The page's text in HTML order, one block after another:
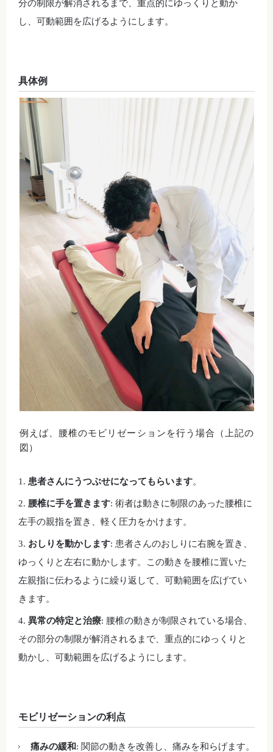
分の制限が解消されるまで、重点的にゆっくりと動か
し、可動範囲を広げるようにします。
具体例
例えば、腰椎のモビリゼーションを行う場合（上記の
図）
患者さんにうつぶせになってもらいます。
腰椎に手を置きます: 術者は動きに制限のあった腰椎に
左手の親指を置き、軽く圧力をかけます。
おしりを動かします: 患者さんのおしりに右腕を置き、
ゆっくりと左右に動かします。この動きを腰椎に置いた
左親指に伝わるように繰り返して、可動範囲を広げてい
きます。
異常の特定と治療: 腰椎の動きが制限されている場合、
その部分の制限が解消されるまで、重点的にゆっくりと
動かし、可動範囲を広げるようにします。
モビリゼーションの利点
痛みの緩和: 関節の動きを改善し、痛みを和らげます。